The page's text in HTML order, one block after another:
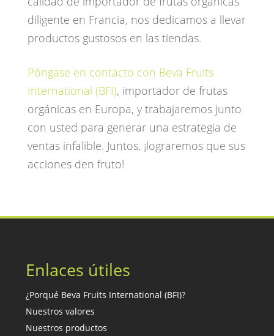
diligente en Francia, nos dedicamos a llevar
productos gustosos en las tiendas.
Póngase en contacto con Beva Fruits
International (BFI), importador de frutas
orgánicas en Europa, y trabajaremos junto
con usted para generar una estrategia de
ventas infalible. Juntos, ¡lograremos que sus
acciones den fruto!
Enlaces útiles
¿Porqué Beva Fruits International (BFI)?
Nuestros valores
Nuestros productos